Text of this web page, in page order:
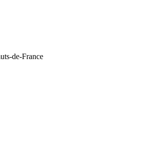
de-France